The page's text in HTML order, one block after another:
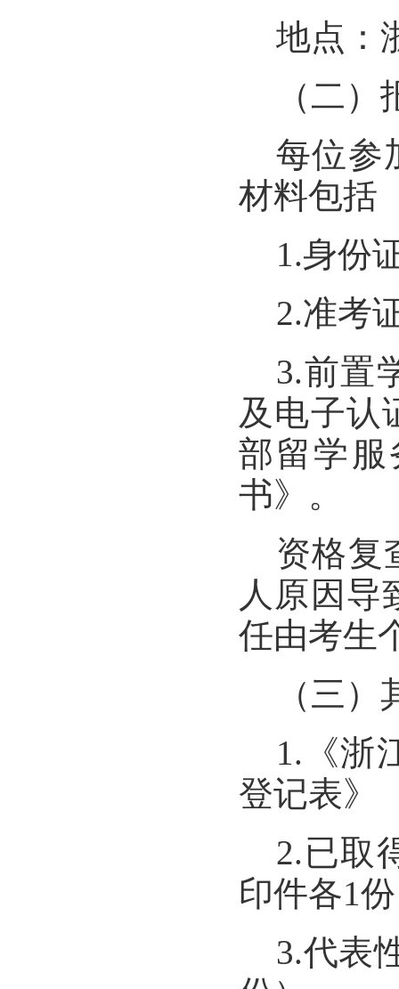
地点：
（二
每位参
材料包括
1.身份
2.准考
3.前置
及电子认
部留学
书》。
资格复
人原因导
任由考生
（三
1. 《浙
登记表》
2.已取
印件各1
3.代表